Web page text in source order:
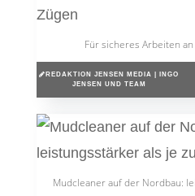
Für sicheres Arbeiten
REDAKTION JENSEN MEDIA | INGO
JENSEN UND TEAM
Mudcleaner auf der Nordbau: